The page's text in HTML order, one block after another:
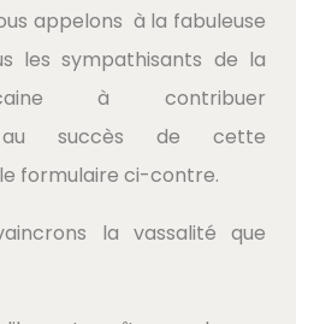
appelons à la fabuleuse
les sympathisants de la
à contribuer
au succès de cette
formulaire ci-contre.
la vassalité que